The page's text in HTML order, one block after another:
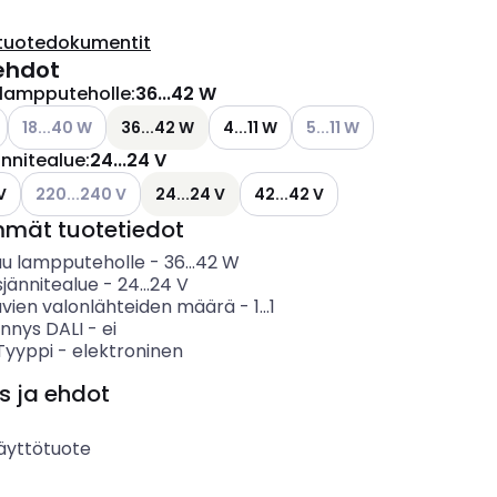
:36...42 W
Katso käytettävissä olevat vaihtoehdot
18...40 W 36...42 W 4...11 W Katso käytettävissä
5...11 W
:24...24 V
Katso käytettävissä olevat vaihtoehdot
220...240 V 24...24 V 42...42 V
tuotetiedot
lampputeholle - 36...42W
- 24...24 V
valonlähteiden määrä- 1...1
DALI- ei
- elektroninen
ja ehdot